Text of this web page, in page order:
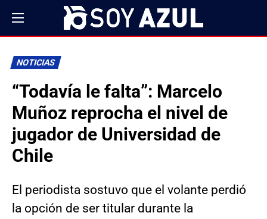
NOTICIAS
“Todavía le falta”: Marcelo
Muñoz reprocha el nivel de
jugador de Universidad de
Chile
El periodista sostuvo que el volante perdió
la opción de ser titular durante la